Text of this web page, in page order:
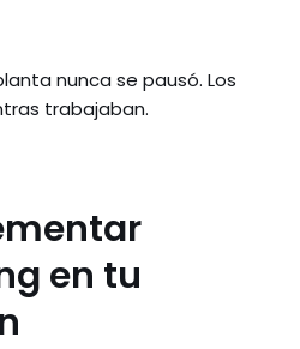
nunca se pausó. Los
trabajaban.
en tu